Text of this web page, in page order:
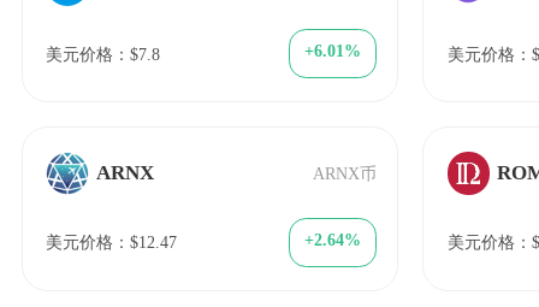
美元价格：$7.8 +6.01%
ARNX ARNX币
美元价格：$12.47 +2.64%
美元价格：
美元价格：